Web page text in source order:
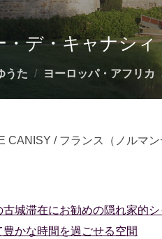
・デ・キャナシィ
うた ヨーロッパ・アフリカ
CANISY / フランス（ノルマン
古城滞在にお勧めの隠れ家的
豊かな時間を過ごせる空間